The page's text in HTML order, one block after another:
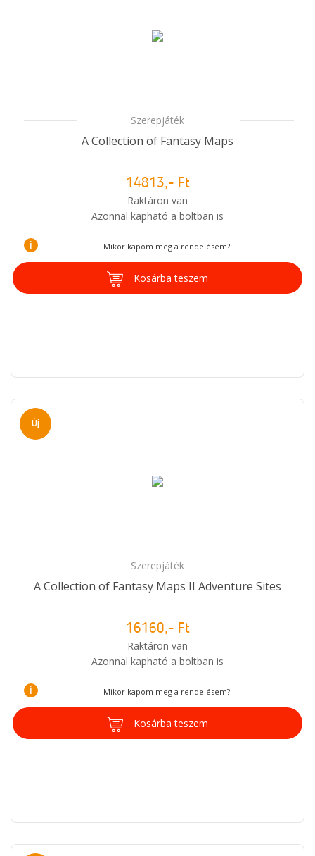
Szerepjáték
A Collection of Fantasy Maps
14813,- Ft
Raktáron van
Azonnal kapható a boltban is
i Mikor kapom meg a rendelésem?
Kosárba teszem
Új
Szerepjáték
A Collection of Fantasy Maps II Adventure Sites
16160,- Ft
Raktáron van
Azonnal kapható a boltban is
i Mikor kapom meg a rendelésem?
Kosárba teszem